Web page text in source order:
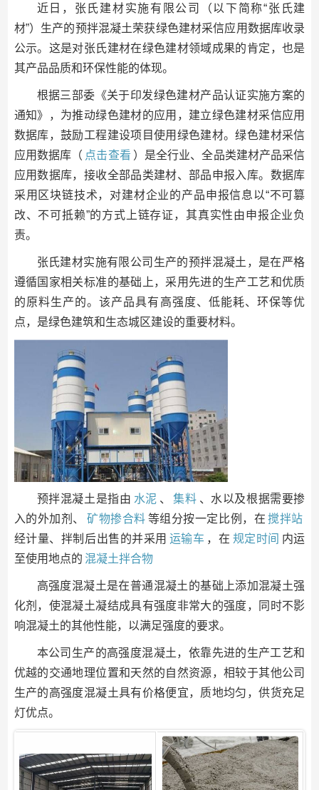
近日，张氏建材实施有限公司（以下简称“张氏建
材”）生产的预拌混凝土荣获绿色建材采信应用数据库收录
公示。这是对张氏建材在绿色建材领域成果的肯定，也是
其产品品质和环保性能的体现。
根据三部委《关于印发绿色建材产品认证实施方案的
通知》，为推动绿色建材的应用，建立绿色建材采信应用
数据库，鼓励工程建设项目使用绿色建材。绿色建材采信
应用数据库（ 点击查看 ）是全行业、全品类建材产品采信
应用数据库，接收全部品类建材、部品申报入库。数据库
采用区块链技术，对建材企业的产品申报信息以“不可篡
改、不可抵赖”的方式上链存证，其真实性由申报企业负
责。
张氏建材实施有限公司生产的预拌混凝土，是在严格
遵循国家相关标准的基础上，采用先进的生产工艺和优质
的原料生产的。该产品具有高强度、低能耗、环保等优
点，是绿色建筑和生态城区建设的重要材料。
预拌混凝土是指由 水泥 、 集料 、水以及根据需要掺
入的外加剂、
矿物掺合料 等组分按一定比例，在 搅拌站
经计量、拌制后出售的并采用 运输车 ，在 规定时间 内运
至使用地点的 混凝土拌合物
高强度混凝土是在普通混凝土的基础上添加混凝土强
化剂，使混凝土凝结成具有强度非常大的强度，同时不影
响混凝土的其他性能，以满足强度的要求。
本公司生产的高强度混凝土，依靠先进的生产工艺和
优越的交通地理位置和天然的自然资源，相较于其他公司
生产的高强度混凝土具有价格便宜，质地均匀，供货充足
灯优点。